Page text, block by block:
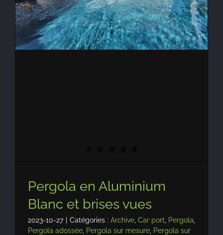
Pergola en Aluminium
Blanc et brises vues
2023-10-27 Catégories : Archive Car port Pergola
Pergola adossée Pergola sur mesure Pergola sur